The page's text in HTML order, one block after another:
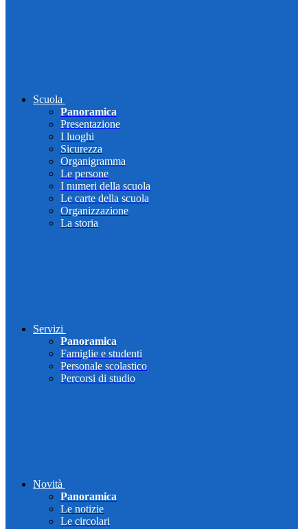
Scuola
Panoramica
Presentazione
I luoghi
Sicurezza
Organigramma
Le persone
I numeri della scuola
Le carte della scuola
Organizzazione
La storia
Servizi
Panoramica
Famiglie e studenti
Personale scolastico
Percorsi di studio
Novità
Panoramica
Le notizie
Le circolari